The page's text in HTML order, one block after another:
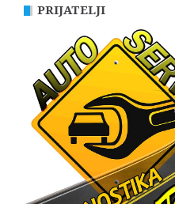
PRIJATELJI